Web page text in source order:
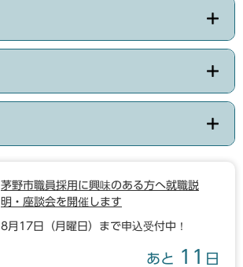
茅野市職員採用に興味のある方へ就職説
明・座談会を開催します
8月17日（月曜日）まで申込受付中！
あと 11 日